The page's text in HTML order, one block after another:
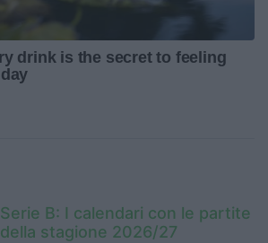
Serie B: I calendari con le partite
della stagione 2026/27